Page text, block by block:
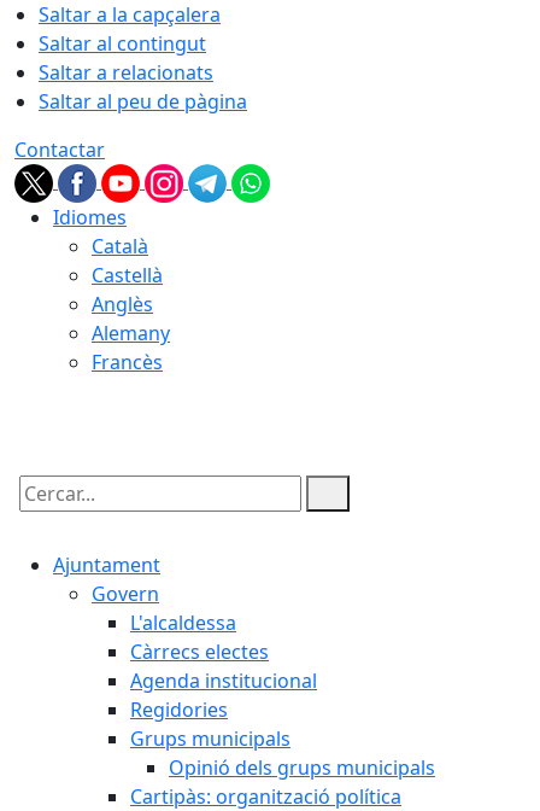
Saltar a la capçalera
Saltar al contingut
Saltar a relacionats
Saltar al peu de pàgina
Contactar
Idiomes
Català
Castellà
Anglès
Alemany
Francès
Cercar:
Ajuntament
Govern
L'alcaldessa
Càrrecs electes
Agenda institucional
Regidories
Grups municipals
Opinió dels grups municipals
Cartipàs: organització política